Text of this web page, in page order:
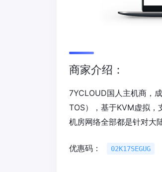
商家介绍：
7YCLOUD国人主机商，
TOS），基于KVM虚拟
机房网络全部都是针对大
优惠码： 02K17SEGUG